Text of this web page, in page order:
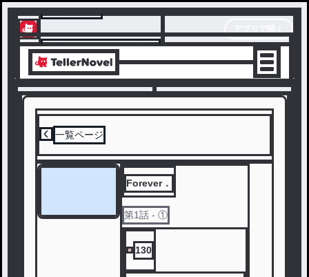
テラーノベル
アプリでサクサク楽しめる
一覧ページ
Forever．
第1話 - ①
130